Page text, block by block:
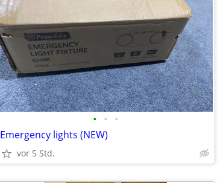
• • •
Emergency lights (NEW)
vor 5 Std.